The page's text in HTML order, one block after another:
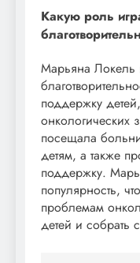
Какую роль
Марьяна Локель
поддержку
посещала
детям, а также
поддержку.
популярность,
проблемам
детей и собрать